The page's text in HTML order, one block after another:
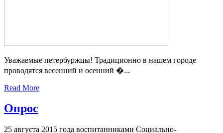
Уважаемые петербуржцы! Традиционно в нашем городе
проводятся весенний и осенний �...
Read More
Опрос
25 августа 2015 года воспитанниками Социально-